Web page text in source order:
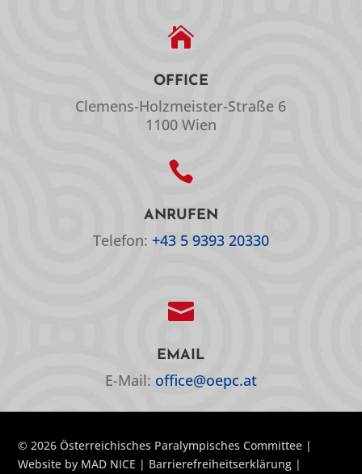

OFFICE
Clemens-Holzmeister-Straße 6
1100 Wien

ANRUFEN
Telefon: +43 5 9393 20330

EMAIL
E-Mail: office@oepc.at
© 2026 Österreichisches Paralympisches Committee |
Website by MAD NICE | Barrierefreiheitserklärung |